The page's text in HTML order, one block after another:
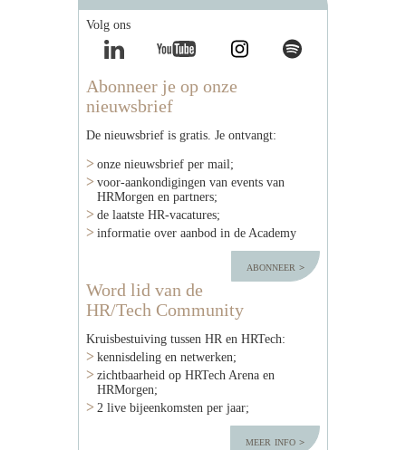
Volg ons
Abonneer je op onze
nieuwsbrief
De nieuwsbrief is gratis. Je ontvangt:
onze nieuwsbrief per mail;
voor-aankondigingen van events van
HRMorgen en partners;
de laatste HR-vacatures;
informatie over aanbod in de Academy
abonneer
Word lid van de
HR/Tech Community
Kruisbestuiving tussen HR en HRTech:
kennisdeling en netwerken;
zichtbaarheid op HRTech Arena en
HRMorgen;
2 live bijeenkomsten per jaar;
meer info